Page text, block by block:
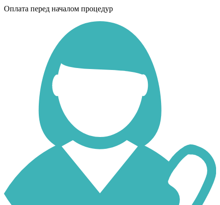
Оплата перед началом процедур